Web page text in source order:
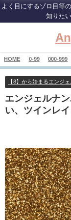
よく目にするゾロ目等
知りた
HOME 0-99 000-999
【8】から始まるエンジ
エンジェルナ
い、ツインレ